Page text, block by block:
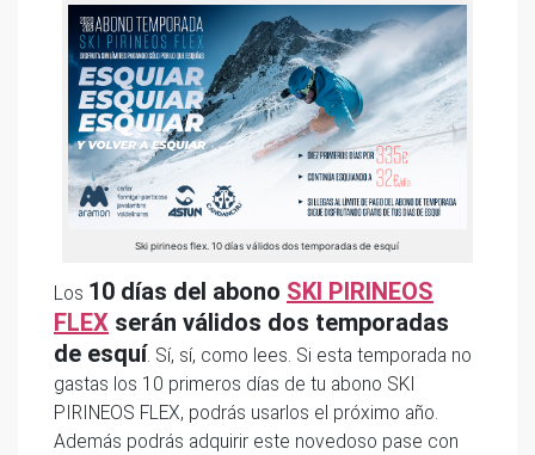
Ski pirineos flex. 10 días válidos dos temporadas de esquí
Los 10 días del abono SKI PIRINEOS
FLEX serán válidos dos temporadas
de esquí. Sí, sí, como lees. Si esta temporada no
gastas los 10 primeros días de tu abono SKI
PIRINEOS FLEX, podrás usarlos el próximo año.
Además podrás adquirir este novedoso pase con